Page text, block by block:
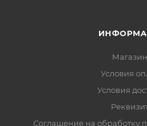
Условия
Условия
Соглашение на обработку